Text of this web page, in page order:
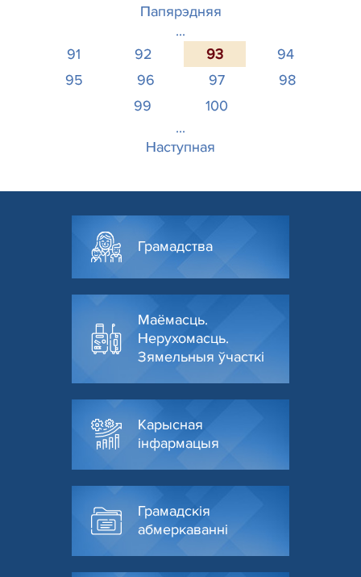
Папярэдняя
...
91
92 93
94
95
96 97
98
99
100
...
Наступная
Грамадства
Маёмасць.
Нерухомасць.
Зямельныя ўчасткі
Карысная
інфармацыя
Грамадскія
абмеркаванні